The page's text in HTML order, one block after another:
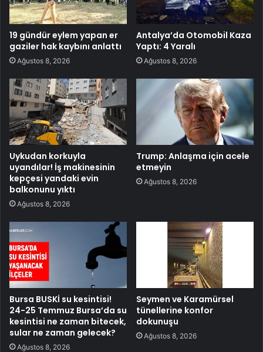
19 gündür eylem yapan er
gaziler hak kaybını anlattı
Ağustos 8, 2026
Antalya’da Otomobil Kaza
Yaptı: 4 Yaralı
Ağustos 8, 2026
Uykudan korkuyla
uyandılar! İş makinesinin
kepçesi yandaki evin
balkonunu yıktı
Ağustos 8, 2026
Trump: Anlaşma için acele
etmeyin
Ağustos 8, 2026
Bursa BUSKİ su kesintisi!
24-25 Temmuz Bursa’da su
kesintisi ne zaman bitecek,
sular ne zaman gelecek?
Ağustos 8, 2026
Seymen ve Karamürsel
tünellerine konfor
dokunuşu
Ağustos 8, 2026